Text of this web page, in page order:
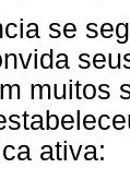
se
muitos
ativa: